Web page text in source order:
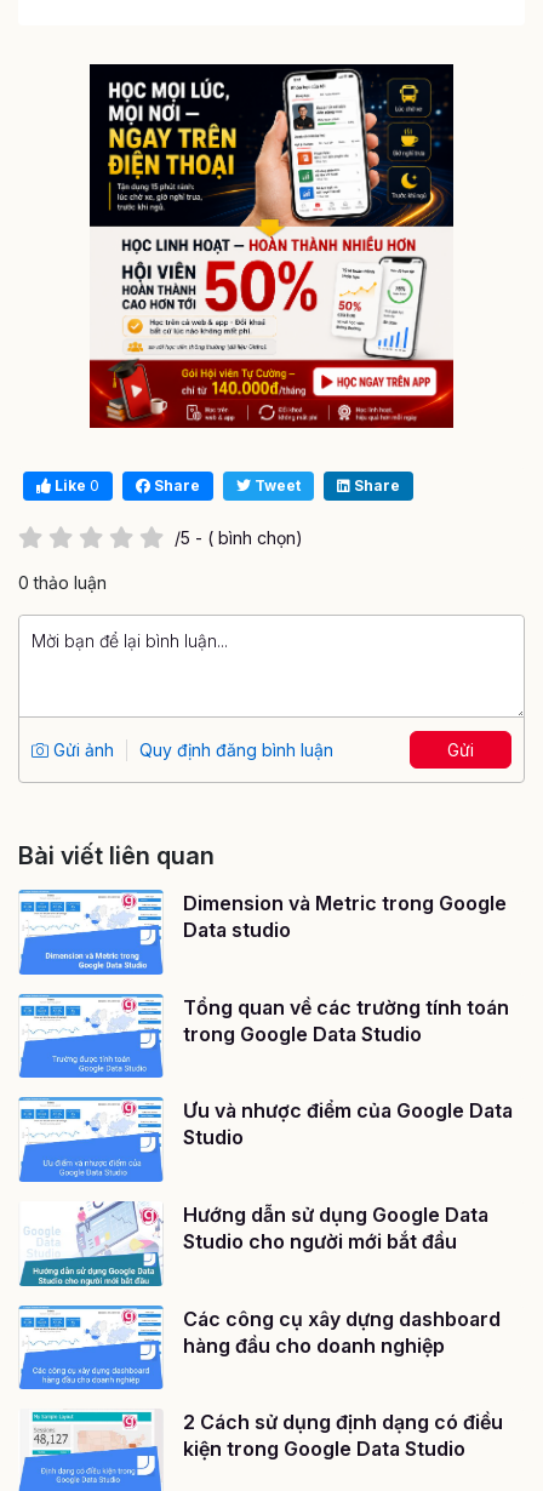
Like 0 Share Tweet Share
/5 - ( bình chọn)
0 thảo luận
Gửi ảnh Quy định đăng bình luận Gửi
Bài viết liên quan
Dimension và Metric trong Google
Data studio
Tổng quan về các trường tính toán
trong Google Data Studio
Ưu và nhược điểm của Google Data
Studio
Hướng dẫn sử dụng Google Data
Studio cho người mới bắt đầu
Các công cụ xây dựng dashboard
hàng đầu cho doanh nghiệp
2 Cách sử dụng định dạng có điều
kiện trong Google Data Studio